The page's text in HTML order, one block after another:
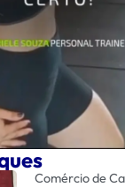
Comércio de